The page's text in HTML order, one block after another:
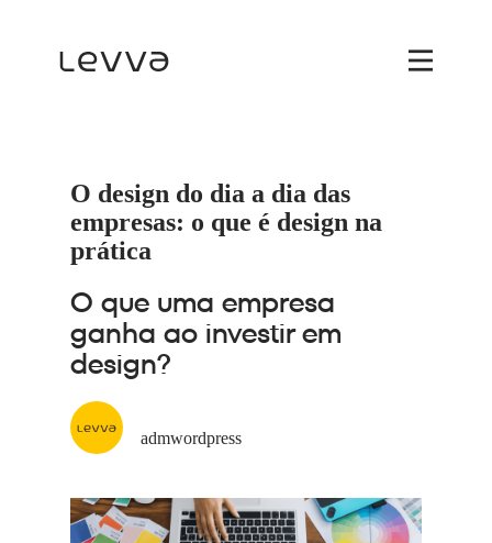
O design do dia a dia das
empresas: o que é design na
prática
O que uma empresa
ganha ao investir em
design?
admwordpress